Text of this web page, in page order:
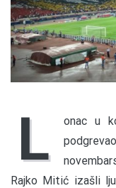
L
onac u
Rajko Mitić izašli